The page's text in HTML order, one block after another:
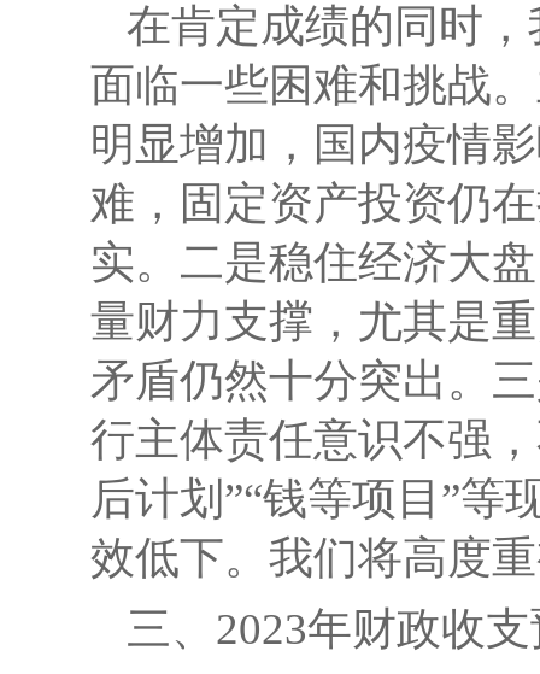
在肯定成绩的同时
面临一些困难和挑战
明显增加，国内疫情
难，固定资产投资仍
实。二是稳住经济大
量财力支撑，尤其是
矛盾仍然十分突出。
行主体责任意识不强
后计划”“钱等项目”等
效低下。我们将高度
三、 2023年财政收